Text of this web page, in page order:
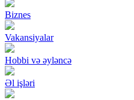
Biznes
Vakansiyalar
Hobbi və əyləncə
Əl işləri